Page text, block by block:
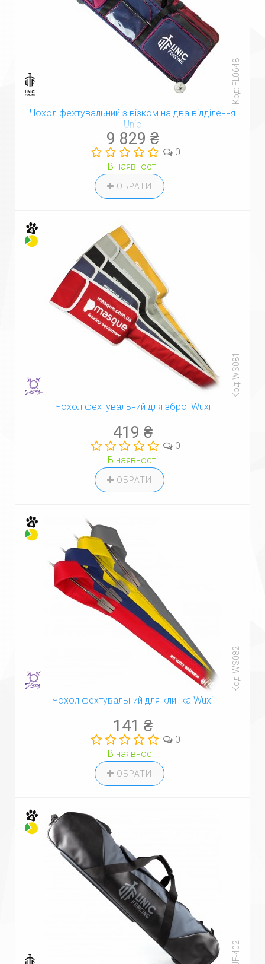
Код: FL0648
Чохол фехтувальний з візком на два відділення
Unic
9 829 ₴
0
В наявності
ОБРАТИ
Код: WS081
Чохол фехтувальний для зброї Wuxi
419 ₴
0
В наявності
ОБРАТИ
Код: WS082
Чохол фехтувальний для клинка Wuxi
141 ₴
0
В наявності
ОБРАТИ